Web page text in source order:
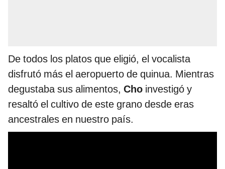
De todos los platos que eligió, el vocalista
disfrutó más el aeropuerto de quinua. Mientras
degustaba sus alimentos, Cho investigó y
resaltó el cultivo de este grano desde eras
ancestrales en nuestro país.